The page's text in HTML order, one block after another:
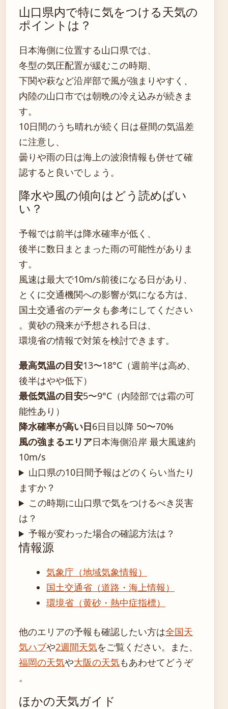
山口県内で特に気をつける天気の
ポイントは？
日本海側に位置する山口県では、
冬型の気圧配置が緩むこの時期、
下関や萩など沿岸部で風が強まりやすく、
内陸の山口市では朝晩の冷え込みが続きま
す。
10日間のうち晴れが続く日は昼間の気温差
に注意し、
曇りや雨の日は海上の波浪情報も併せて確
認すると良いでしょう。
降水や風の傾向はどう読めばい
い？
予報では前半は降水確率が低く、
後半に数日まとまった雨の可能性がありま
す。
風速は最大で10m/s前後になる日があり、
とくに交通機関への影響が気になる方は、
国土交通省のデータも参考にしてください
。黄砂の飛来が予想される日は、
環境省の情報で対策を検討できます。
最高気温の目安13〜18°C（週前半は高め、
後半はやや低下）
最低気温の目安5〜9°C（内陸部では霜の可
能性あり）
降水確率が高い日6日目以降 50〜70%
風の強まるエリア日本海側沿岸 最大風速約
10m/s
山口県の10日間予報はどのくらい当たり
ますか？
この時期に山口県で気をつけるべき災害
は？
予報が変わった場合の確認方法は？
情報源
気象庁（地域気象情報）
国土交通省（道路・海上情報）
環境省（黄砂・熱中症指標）
他のエリアの予報も確認したい方は全国天
気ハブや2週間天気をご覧ください。また、
福岡の天気や大阪の天気もあわせてどうぞ
。
ほかの天気ガイド